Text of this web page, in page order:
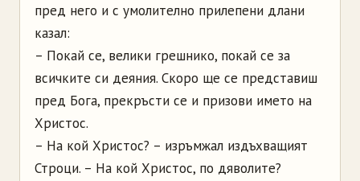
пред него и с умолително прилепени длани
казал:
– Покай се, велики грешнико, покай се за
всичките си деяния. Скоро ще се представиш
пред Бога, прекръсти се и призови името на
Христос.
– На кой Христос? – изръмжал издъхващият
Строци. – На кой Христос, по дяволите?